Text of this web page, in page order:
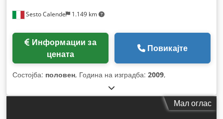
Sesto Calende 1.149 km
цената
Повикајте
Состојба: половен, Година на изградба: 2009,
Мал оглас